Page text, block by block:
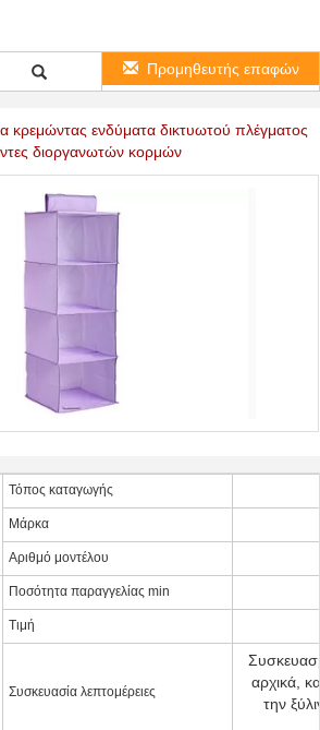
Προμηθευτής επαφών
ενδύματα δικτυωτού πλέγματος
διοργανωτών κορμών
Τόπος καταγωγής
Μάρκα
Αριθμό μοντέλου
Ποσότητα παραγγελίας min
Τιμή
Συσκευασία λεπτομέρειες
αρχικά,
την